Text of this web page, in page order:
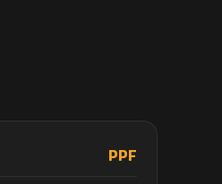
PPF